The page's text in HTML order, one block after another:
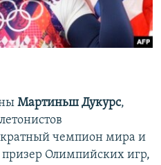
Мартиньш Дукурс,
чемпион мира и
Олимпийских игр,